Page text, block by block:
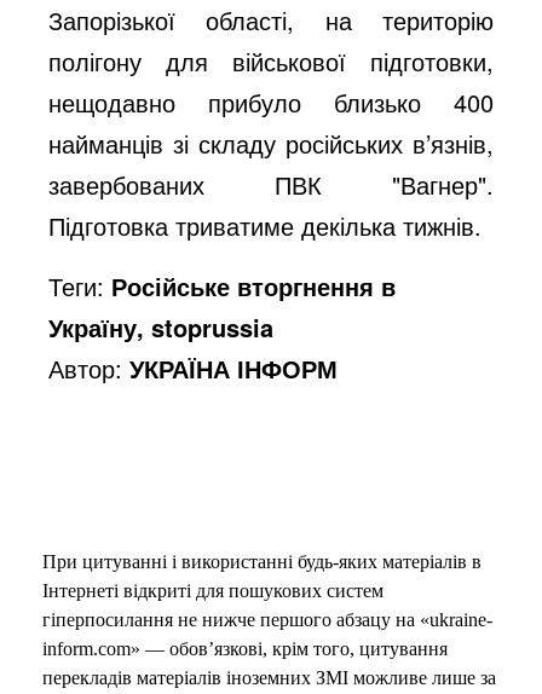
Запорізької області, на територію
полігону для військової підготовки,
нещодавно прибуло близько 400
найманців зі складу російських в’язнів,
завербованих ПВК "Вагнер".
Підготовка триватиме декілька тижнів.
Теги: Російське вторгнення в
Україну, stoprussia
Автор:УКРАЇНА ІНФОРМ
При цитуванні і використанні будь-яких матеріалів в
Інтернеті відкриті для пошукових систем
гіперпосилання не нижче першого абзацу на «ukraine-
inform.com» — обов’язкові, крім того, цитування
перекладів матеріалів іноземних ЗМІ можливе лише за